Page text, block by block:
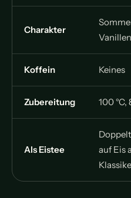
Charakter
Koffein Keines
Zubereitung 100 °C,
Als Eistee
auf Eis